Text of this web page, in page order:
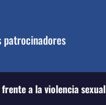
patrocinadores
a la violencia sexual